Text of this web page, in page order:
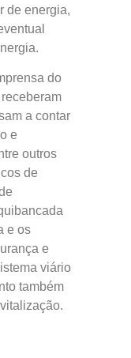
de energia,
do
a contar
e
outros
de
e os
e
viário
também